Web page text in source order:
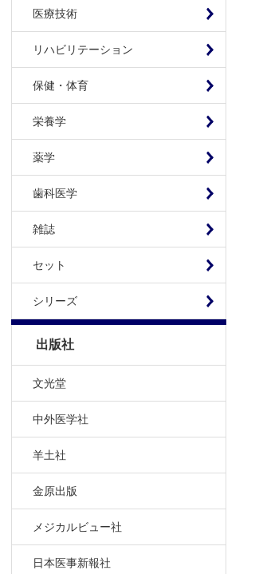
医療技術
リハビリテーション
保健・体育
栄養学
薬学
歯科医学
雑誌
セット
シリーズ
出版社
文光堂
中外医学社
羊土社
金原出版
メジカルビュー社
日本医事新報社